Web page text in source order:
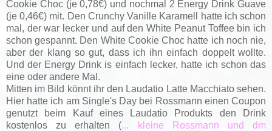
Cookie Choc (je 0,78€) und nochmal 2 Energy Drink Guave
(je 0,46€) mit. Den Crunchy Vanille Karamell hatte ich schon
mal, der war lecker und auf den White Peanut Toffee bin ich
schon gespannt. Den White Cookie Choc hatte ich noch nie,
aber der klang so gut, dass ich ihn einfach doppelt wollte.
Und der Energy Drink is einfach lecker, hatte ich schon das
eine oder andere Mal.
Mitten im Bild könnt ihr den Laudatio Latte Macchiato sehen.
Hier hatte ich am Single's Day bei Rossmann einen Coupon
genutzt beim Kauf eines Laudatio Produkts den Drink
kostenlos zu erhalten (... kleine Rossmann und dm